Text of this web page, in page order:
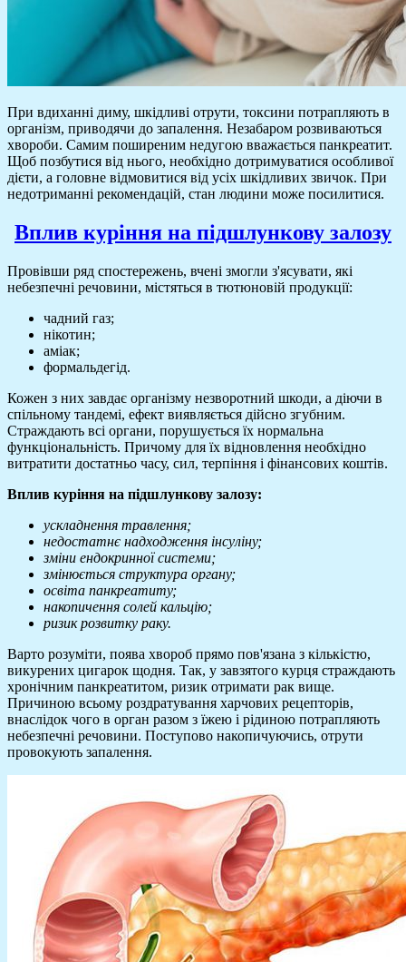
При вдиханні диму, шкідливі отрути, токсини потрапляють в
організм, приводячи до запалення. Незабаром розвиваються
хвороби. Самим поширеним недугою вважається панкреатит.
Щоб позбутися від нього, необхідно дотримуватися особливої
дієти, а головне відмовитися від усіх шкідливих звичок. При
недотриманні рекомендацій, стан людини може посилитися.
Вплив куріння на підшлункову залозу
Провівши ряд спостережень, вчені змогли з'ясувати, які
небезпечні речовини, містяться в тютюновій продукції:
чадний газ;
нікотин;
аміак;
формальдегід.
Кожен з них завдає організму незворотний шкоди, а діючи в
спільному тандемі, ефект виявляється дійсно згубним.
Страждають всі органи, порушується їх нормальна
функціональність. Причому для їх відновлення необхідно
витратити достатньо часу, сил, терпіння і фінансових коштів.
Вплив куріння на підшлункову залозу:
ускладнення травлення;
недостатнє надходження інсуліну;
зміни ендокринної системи;
змінюється структура органу;
освіта панкреатиту;
накопичення солей кальцію;
ризик розвитку раку.
Варто розуміти, поява хвороб прямо пов'язана з кількістю,
викурених цигарок щодня. Так, у завзятого курця страждають
хронічним панкреатитом, ризик отримати рак вище.
Причиною всьому роздратування харчових рецепторів,
внаслідок чого в орган разом з їжею і рідиною потрапляють
небезпечні речовини. Поступово накопичуючись, отрути
провокують запалення.